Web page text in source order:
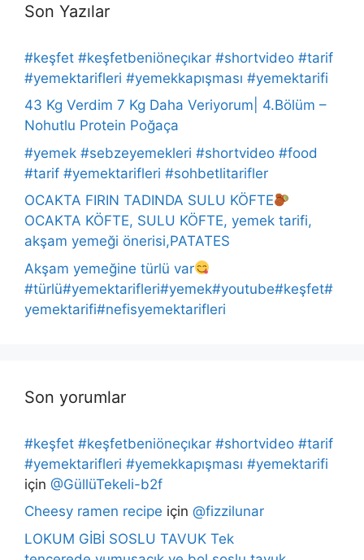
Son Yazılar
#keşfet #keşfetbeniöneçıkar #shortvideo #tarif
#yemektarifleri #yemekkapışması #yemektarifi
43 Kg Verdim 7 Kg Daha Veriyorum| 4.Bölüm –
Nohutlu Protein Poğaça
#yemek #sebzeyemekleri #shortvideo #food
#tarif #yemektarifleri #sohbetlitarifler
OCAKTA FIRIN TADINDA SULU KÖFTE
OCAKTA KÖFTE, SULU KÖFTE, yemek tarifi,
akşam yemeği önerisi,PATATES
Akşam yemeğine türlü var
#türlü#yemektarifleri#yemek#youtube#keşfet#
yemektarifi#nefisyemektarifleri
Son yorumlar
#keşfet #keşfetbeniöneçıkar #shortvideo #tarif
#yemektarifleri #yemekkapışması #yemektarifi
için @GüllüTekeli-b2f
Cheesy ramen recipe için @fizzilunar
LOKUM GİBİ SOSLU TAVUK Tek